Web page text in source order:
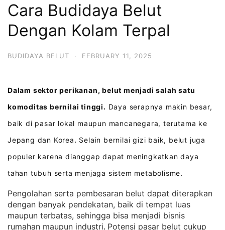
Cara Budidaya Belut
Dengan Kolam Terpal
BUDIDAYA BELUT · FEBRUARY 11, 2025
Dalam sektor perikanan, belut menjadi salah satu
komoditas bernilai tinggi. Daya serapnya makin besar,
baik di pasar lokal maupun mancanegara, terutama ke
Jepang dan Korea. Selain bernilai gizi baik, belut juga
populer karena dianggap dapat meningkatkan daya
tahan tubuh serta menjaga sistem metabolisme.
Pengolahan serta pembesaran belut dapat diterapkan
dengan banyak pendekatan, baik di tempat luas
maupun terbatas, sehingga bisa menjadi bisnis
rumahan maupun industri. Potensi pasar belut cukup